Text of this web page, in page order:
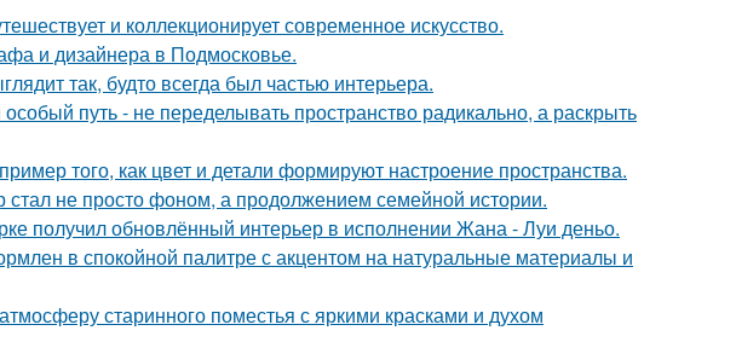
и коллекционирует современное искусство.
и дизайнера в Подмосковье.
так, будто всегда был частью интерьера.
путь - не переделывать пространство радикально, а раскрыть
того, как цвет и детали формируют настроение пространства.
не просто фоном, а продолжением семейной истории.
получил обновлённый интерьер в исполнении Жана - Луи деньо.
в спокойной палитре с акцентом на натуральные материалы и
старинного поместья с яркими красками и духом